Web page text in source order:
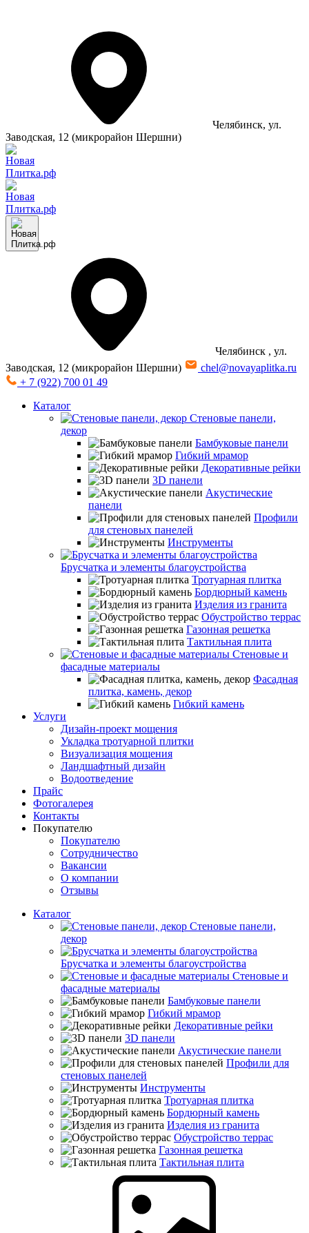
Челябинск, ул.
Заводская, 12 (микрорайон Шершни)
Челябинск , ул.
Заводская, 12 (микрорайон Шершни)
chel@novayaplitka.ru
+ 7 (922) 700 01 49
Каталог
Стеновые панели,
декор
Бамбуковые панели
Гибкий мрамор
Декоративные рейки
3D панели
Акустические
панели
Профили
для стеновых панелей
Инструменты
Брусчатка и элементы благоустройства
Тротуарная плитка
Бордюрный камень
Изделия из гранита
Обустройство террас
Газонная решетка
Тактильная плита
Стеновые и
фасадные материалы
Фасадная
плитка, камень, декор
Гибкий камень
Услуги
Дизайн-проект мощения
Укладка тротуарной плитки
Визуализация мощения
Ландшафтный дизайн
Водоотведение
Прайс
Фотогалерея
Контакты
Покупателю
Покупателю
Сотрудничество
Вакансии
О компании
Отзывы
Каталог
Стеновые панели,
декор
Брусчатка и элементы благоустройства
Стеновые и
фасадные материалы
Бамбуковые панели
Гибкий мрамор
Декоративные рейки
3D панели
Акустические панели
Профили для
стеновых панелей
Инструменты
Тротуарная плитка
Бордюрный камень
Изделия из гранита
Обустройство террас
Газонная решетка
Тактильная плита